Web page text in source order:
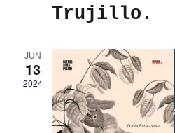
Trujillo.
JUN
13
2024